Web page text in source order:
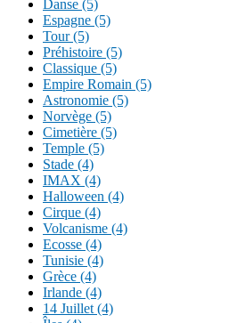
Danse (5)
Espagne (5)
Tour (5)
Préhistoire (5)
Classique (5)
Empire Romain (5)
Astronomie (5)
Norvège (5)
Cimetière (5)
Temple (5)
Stade (4)
IMAX (4)
Halloween (4)
Cirque (4)
Volcanisme (4)
Ecosse (4)
Tunisie (4)
Grèce (4)
Irlande (4)
14 Juillet (4)